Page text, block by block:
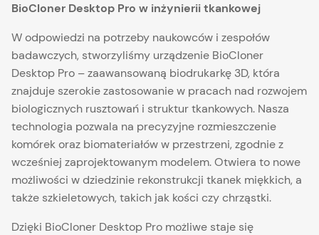
BioCloner Desktop Pro w inżynierii tkankowej
W odpowiedzi na potrzeby naukowców i zespołów
badawczych, stworzyliśmy urządzenie BioCloner
Desktop Pro – zaawansowaną biodrukarkę 3D, która
znajduje szerokie zastosowanie w pracach nad rozwojem
biologicznych rusztowań i struktur tkankowych. Nasza
technologia pozwala na precyzyjne rozmieszczenie
komórek oraz biomateriałów w przestrzeni, zgodnie z
wcześniej zaprojektowanym modelem. Otwiera to nowe
możliwości w dziedzinie rekonstrukcji tkanek miękkich, a
także szkieletowych, takich jak kości czy chrząstki.
Dzięki BioCloner Desktop Pro możliwe staje się